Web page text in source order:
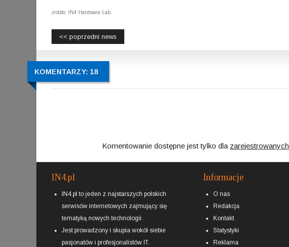
źródło: IN4 Hardware Lab.
<< poprzedni news
KOMENTARZY: 18
Komentowanie dostępne jest tylko dla zarejestrowanych
IN4.pl
IN4.pl to jeden z najstarszych polskich
serwisów internetowych zajmujący się
tematyką nowych technologii.
Jest prowadzony i skupia wokół siebie
pasjonatów i profesjonalistów IT.
Informacje
O nas
Redakcja
Kontakt
Statystyki
Reklama